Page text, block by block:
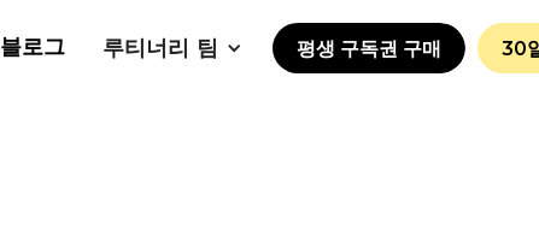
블로그 루티너리 팀 평생 구독권 구매 30